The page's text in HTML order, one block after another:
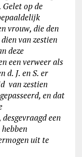
op de
vrouw, die den
van zestien
deze
een verweer als
d. J. en S. er
van zestien
en dat
een
uit te